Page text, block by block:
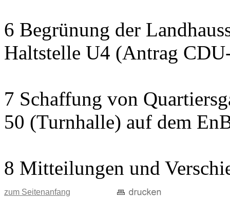
6 Begrünung der
Haltstelle U4 (Antrag
7 Schaffung von
50 (Turnhalle) auf dem
8 Mitteilungen und
zum Seitenanfang